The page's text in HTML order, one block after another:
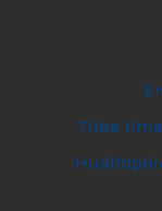
Tilaa